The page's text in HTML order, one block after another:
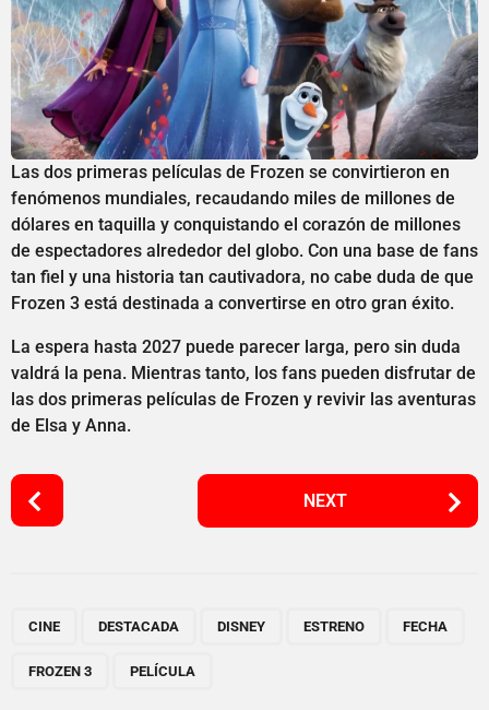
Las dos primeras películas de Frozen se convirtieron en
fenómenos mundiales, recaudando miles de millones de
dólares en taquilla y conquistando el corazón de millones
de espectadores alrededor del globo. Con una base de fans
tan fiel y una historia tan cautivadora, no cabe duda de que
Frozen 3 está destinada a convertirse en otro gran éxito.
La espera hasta 2027 puede parecer larga, pero sin duda
valdrá la pena. Mientras tanto, los fans pueden disfrutar de
las dos primeras películas de Frozen y revivir las aventuras
de Elsa y Anna.
P
o
NEXT
CINE DESTACADA DISNEY ESTRENO FECHA
FROZEN 3 PELÍCULA